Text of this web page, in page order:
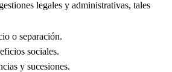
legales y administrativas, tales
o separación.
sociales.
y sucesiones.